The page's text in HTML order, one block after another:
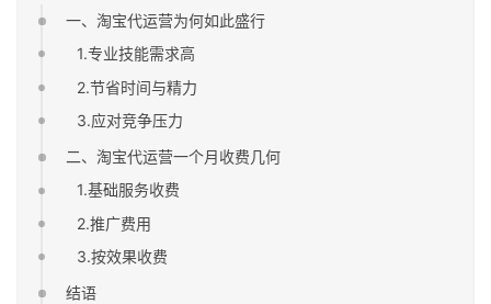
一、淘宝代运营为何如此盛行
1.专业技能需求高
2.节省时间与精力
3.应对竞争压力
二、淘宝代运营一个月收费几何
1.基础服务收费
2.推广费用
3.按效果收费
结语